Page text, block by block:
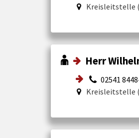
Kreisleitstelle
Herr
02541
Kreisleitstelle